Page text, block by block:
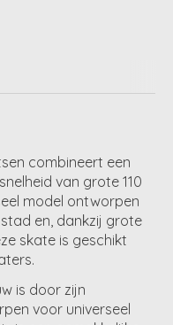
combineert een
van grote 110
model ontworpen
en, dankzij grote
skate is geschikt
is door zijn
voor universeel